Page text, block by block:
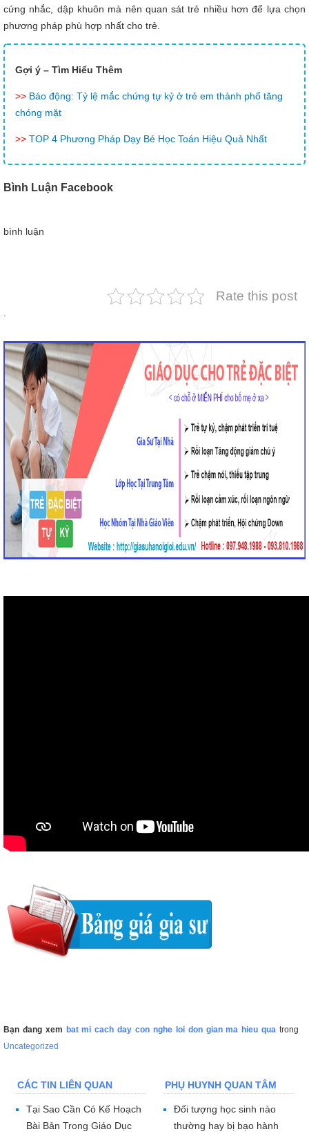
cứng nhắc, dập khuôn mà nên quan sát trẻ nhiều hơn để lựa chọn
phương pháp phù hợp nhất cho trẻ.
Gợi ý – Tìm Hiểu Thêm
>> Báo động: Tỷ lệ mắc chứng tự kỷ ở trẻ em thành phố tăng
chóng mặt
>> TOP 4 Phương Pháp Dạy Bé Học Toán Hiệu Quả Nhất
Bình Luận Facebook
bình luận
Rate this post
.
Bạn đang xem bat mi cach day con nghe loi don gian ma hieu qua trong
Uncategorized
CÁC TIN LIÊN QUAN
Tại Sao Cần Có Kế Hoạch
Bài Bản Trong Giáo Dục
PHỤ HUYNH QUAN TÂM
Đối tượng học sinh nào
thường hay bị bạo hành